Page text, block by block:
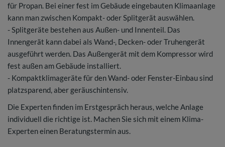
für Propan. Bei einer fest im Gebäude eingebauten Klimaanlage
kann man zwischen Kompakt- oder Splitgerät auswählen.
- Splitgeräte bestehen aus Außen- und Innenteil. Das
Innengerät kann dabei als Wand-, Decken- oder Truhengerät
ausgeführt werden. Das Außengerät mit dem Kompressor wird
fest außen am Gebäude installiert.
- Kompaktklimageräte für den Wand- oder Fenster-Einbau sind
platzsparend, aber geräuschintensiv.
Die Experten finden im Erstgespräch heraus, welche Anlage
individuell die richtige ist. Machen Sie sich mit einem Klima-
Experten einen Beratungstermin aus.